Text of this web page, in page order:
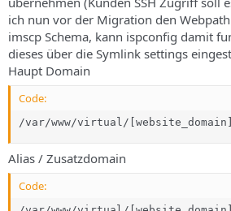
ich nun vor der Migration den
imscp Schema, kann ispconfig damit
dieses über die Symlink settings
Haupt Domain
Code:
/var/www/virtual/
Alias / Zusatzdomain
Code: